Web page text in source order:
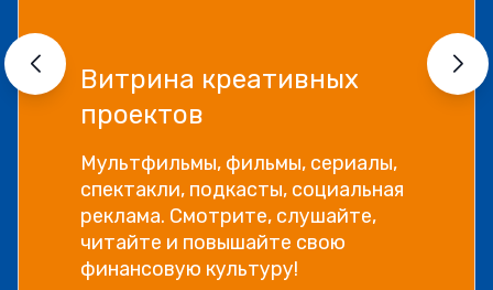
Витрина креативных
проектов
Мультфильмы, фильмы, сериалы,
спектакли, подкасты, социальная
реклама. Смотрите, слушайте,
читайте и повышайте свою
финансовую культуру!